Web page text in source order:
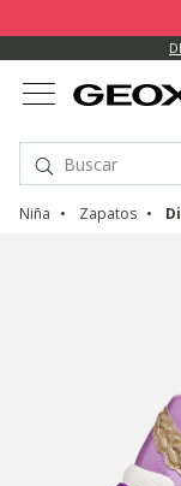
Niña Zapatos